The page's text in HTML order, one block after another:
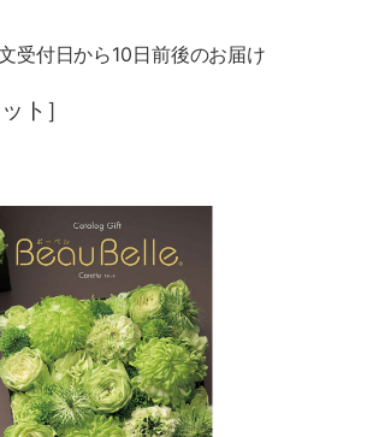
受付日から10日前後のお届け
ト］